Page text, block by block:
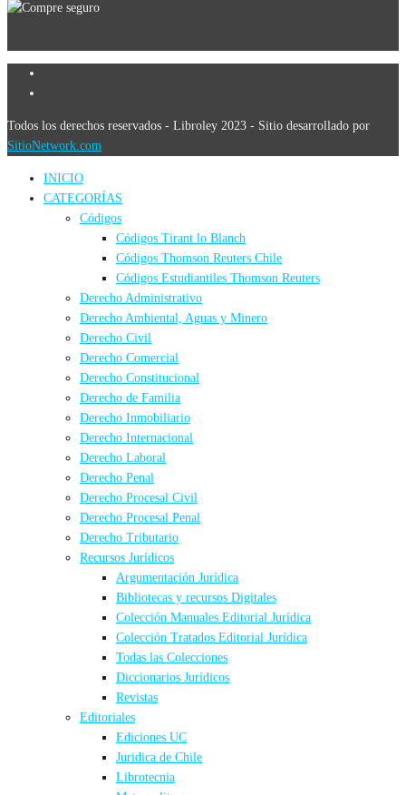
Todos los derechos reservados - Libroley 2023 - Sitio desarrollado por
SitioNetwork.com
INICIO
CATEGORÍAS
Códigos
Códigos Tirant lo Blanch
Códigos Thomson Reuters Chile
Códigos Estudiantiles Thomson Reuters
Derecho Administrativo
Derecho Ambiental, Aguas y Minero
Derecho Civil
Derecho Comercial
Derecho Constitucional
Derecho de Familia
Derecho Inmobiliario
Derecho Internacional
Derecho Laboral
Derecho Penal
Derecho Procesal Civil
Derecho Procesal Penal
Derecho Tributario
Recursos Jurídicos
Argumentación Jurídica
Bibliotecas y recursos Digitales
Colección Manuales Editorial Jurídica
Colección Tratados Editorial Jurídica
Todas las Colecciones
Diccionarios Jurídicos
Revistas
Editoriales
Ediciones UC
Juridica de Chile
Librotecnia